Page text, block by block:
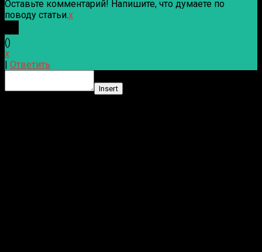
Оставьте комментарий! Напишите, что думаете по
поводу статьи.x
()
x
Ответить
Insert